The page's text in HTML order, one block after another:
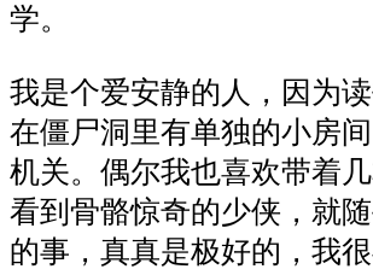
学。
我是个爱安静的人，因为
在僵尸洞里有单独的小房
机关。偶尔我也喜欢带着
看到骨骼惊奇的少侠，就
的事，真真是极好的，我